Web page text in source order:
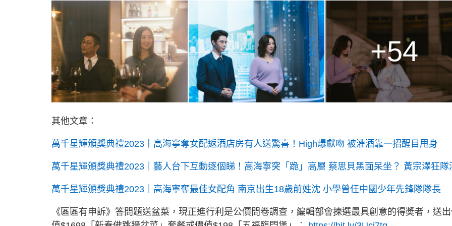
+54
其他文章：
萬千星輝頒獎典禮2023丨高海寧奪女配返酒店房有人送驚喜！High爆獻吻 被灌酒靠一招醒目甩身
萬千星輝頒獎典禮2023｜藝人台下互動逐個睇！高海寧突「跪」高層 蔡思貝黑面呆坐？ 黃宗澤狂隊
萬千星輝頒獎典禮2023｜高海寧奪最佳女配角 南京出生18歲前姓沈 小學曾任中國少年先鋒隊隊長
《區區有申訴》答問題送盆菜，現正進行利是公價問卷調查，編輯部會揀選最具創意的得奬者，送